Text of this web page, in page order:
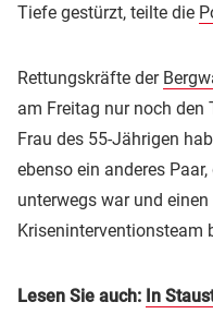
Tiefe gestürzt, teilte die
Rettungskräfte der
am Freitag nur noch den
Frau des 55-Jährigen
ebenso ein anderes
unterwegs war und
Kriseninterventionsteam
Lesen Sie auch: In